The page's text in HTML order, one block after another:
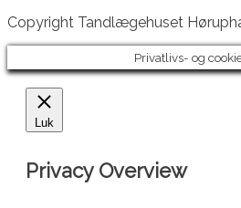
Copyright Tandlægehuset
Privatlivs- og
Luk
Privacy Overview